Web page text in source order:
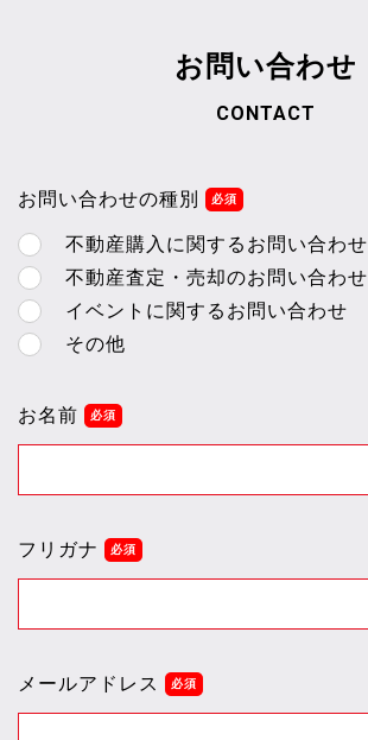
お問い合わせ
CONTACT
お問い合わせの種別
不動産購入に関するお問い合わせ
不動産査定・売却のお問い合わせ
イベントに関するお問い合わせ
その他
お名前
フリガナ
メールアドレス